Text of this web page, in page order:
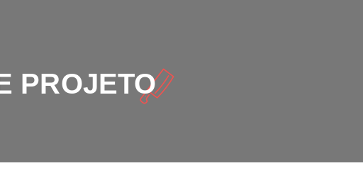
PROJETO